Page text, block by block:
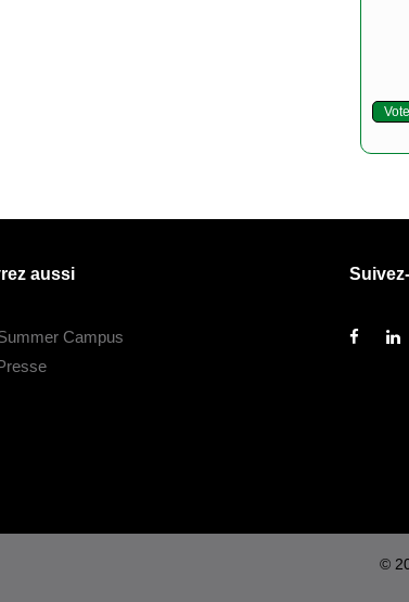
aussi
Campus
©